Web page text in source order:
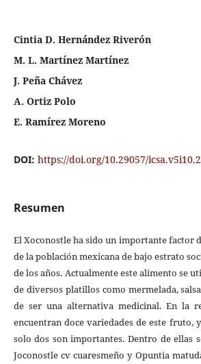
Cintia D. Hernández Riverón
M. L. Martínez Martínez
J. Peña Chávez
A. Ortiz Polo
E. Ramírez Moreno
DOI: https://doi.org/10.29057/
Resumen
El Xoconostle ha sido un importante factor
de la población mexicana de bajo estrato
de los años. Actualmente este alimento se
de diversos platillos como mermelada,
de ser una alternativa medicinal. En la
encuentran doce variedades de este fruto,
solo dos son importantes. Dentro de ellas
Joconostle cv cuaresmeño y Opuntia